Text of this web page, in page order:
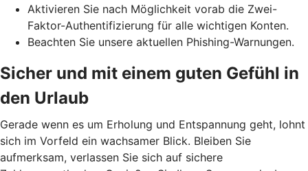
Aktivieren Sie nach Möglichkeit vorab die Zwei-
Faktor-Authentifizierung für alle wichtigen Konten.
Beachten Sie unsere aktuellen Phishing-Warnungen.
Sicher und mit einem guten Gefühl in
den Urlaub
Gerade wenn es um Erholung und Entspannung geht, lohnt
sich im Vorfeld ein wachsamer Blick. Bleiben Sie
aufmerksam, verlassen Sie sich auf sichere